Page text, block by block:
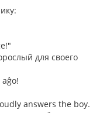
для своего
answers the boy.